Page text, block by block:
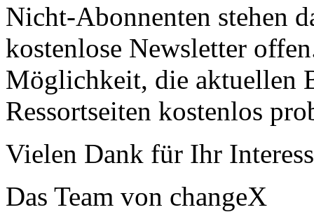
Nicht-Abonnenten stehen
kostenlose Newsletter
Möglichkeit, die aktuellen
Ressortseiten kostenlos
Vielen Dank für Ihr
Das Team von changeX